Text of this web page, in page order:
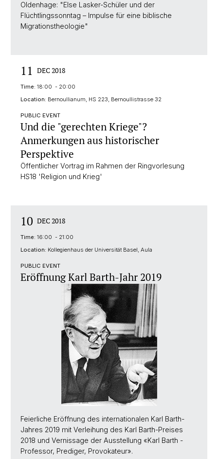
Oldenhage: "Else Lasker-Schüler und der
Flüchtlingssonntag – Impulse für eine biblische
Migrationstheologie"
11 DEC 2018
Time: 18:00 - 20:00
Location: Bernoullianum, HS 223, Bernoullistrasse 32
PUBLIC EVENT
Und die "gerechten Kriege"?
Anmerkungen aus historischer
Perspektive
Öffentlicher Vortrag im Rahmen der Ringvorlesung
HS18 'Religion und Krieg'
10 DEC 2018
Time: 16:00 - 21:00
Location: Kollegienhaus der Universität Basel, Aula
PUBLIC EVENT
Eröffnung Karl Barth-Jahr 2019
Feierliche Eröffnung des internationalen Karl Barth-
Jahres 2019 mit Verleihung des Karl Barth-Preises
2018 und Vernissage der Ausstellung «Karl Barth -
Professor, Prediger, Provokateur».